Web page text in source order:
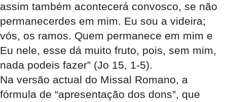
assim também acontecerá convosco, se não
permanecerdes em mim. Eu sou a videira;
vós, os ramos. Quem permanece em mim e
Eu nele, esse dá muito fruto, pois, sem mim,
nada podeis fazer” (Jo 15, 1-5).
Na versão actual do Missal Romano, a
fórmula de “apresentação dos dons”, que